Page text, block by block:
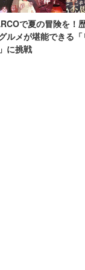
で夏の冒険を！
ルメが堪能できる
に挑戦